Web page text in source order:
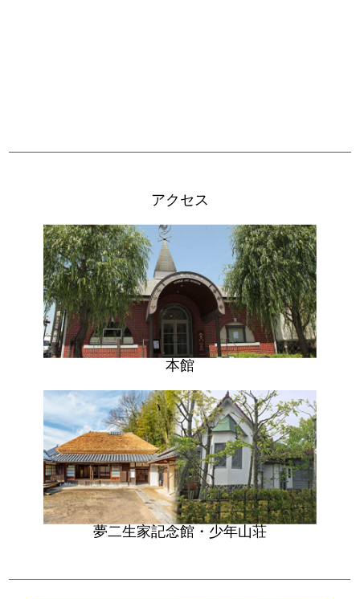
アクセス
本館
夢二生家記念館・少年山荘